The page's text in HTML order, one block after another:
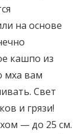
на основе
кашпо из
мха вам
Свет
и грязи!
— до 25 см.